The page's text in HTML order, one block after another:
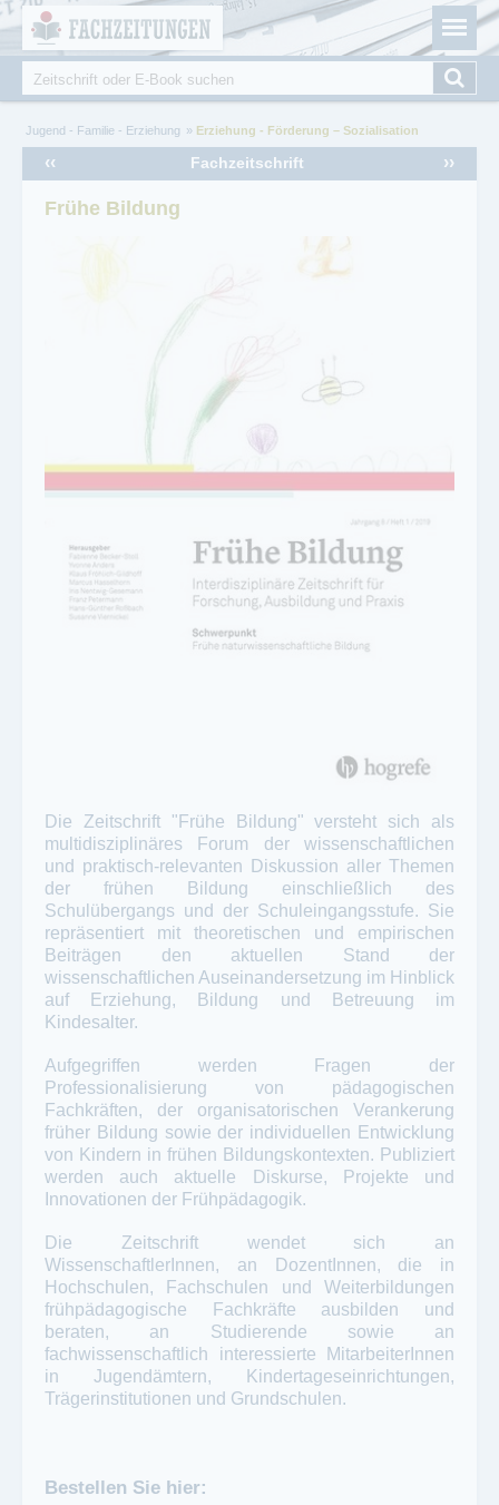
Fachzeitungen.de - Das unabhängige Portal für
Fachmagazine Fachpublikationen & eBooks
Suche
Sie sind hier
Jugend - Familie - Erziehung Erziehung - Förderung – Sozialisation
Fachzeitschrift
‹‹ ››
Frühe Bildung
Die Zeitschrift "Frühe Bildung" versteht sich als
multidisziplinäres Forum der wissenschaftlichen
und praktisch-relevanten Diskussion aller Themen
der frühen Bildung einschließlich des
Schulübergangs und der Schuleingangsstufe. Sie
repräsentiert mit theoretischen und empirischen
Beiträgen den aktuellen Stand der
wissenschaftlichen Auseinandersetzung im Hinblick
auf Erziehung, Bildung und Betreuung im
Kindesalter.
Aufgegriffen werden Fragen der
Professionalisierung von pädagogischen
Fachkräften, der organisatorischen Verankerung
früher Bildung sowie der individuellen Entwicklung
von Kindern in frühen Bildungskontexten. Publiziert
werden auch aktuelle Diskurse, Projekte und
Innovationen der Frühpädagogik.
Die Zeitschrift wendet sich an
WissenschaftlerInnen, an DozentInnen, die in
Hochschulen, Fachschulen und Weiterbildungen
frühpädagogische Fachkräfte ausbilden und
beraten, an Studierende sowie an
fachwissenschaftlich interessierte MitarbeiterInnen
in Jugendämtern, Kindertageseinrichtungen,
Trägerinstitutionen und Grundschulen.
Bestellen Sie hier:
Cookie-Einstellungen